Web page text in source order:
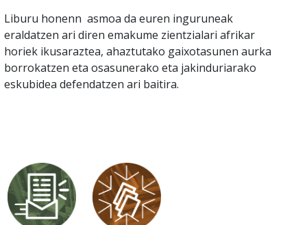
Liburu honenn asmoa da euren inguruneak
eraldatzen ari diren emakume zientzialari afrikar
horiek ikusaraztea, ahaztutako gaixotasunen aurka
borrokatzen eta osasunerako eta jakinduriarako
eskubidea defendatzen ari baitira.